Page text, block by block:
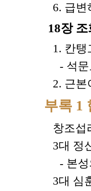
6. 급변
18장
1. 칸탱
- 석
2. 근본
부록 1
창조섭
3대 정
- 본
3대 심